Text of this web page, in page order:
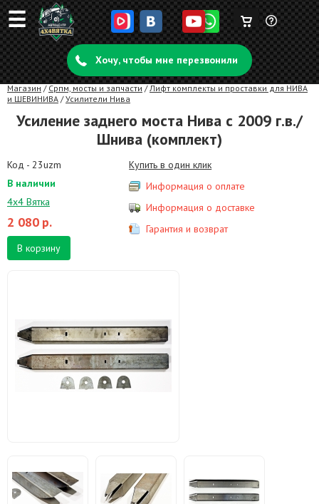
☰ Задать
вопрос
Корзина
пуста
Хочу, чтобы мне перезвонили
Магазин / Српм, мосты и запчасти /Лифт комплекты и проставки для НИВА
и ШЕВИНИВА /Усилители Нива
Усиление заднего моста Нива с 2009 г.в./
Шнива (комплект)
Код - 23uzm
В наличии
4х4 Вятка
2 080 р.
В корзину
Купить в один клик
Информация о оплате
Информация о доставке
Гарантия и возврат